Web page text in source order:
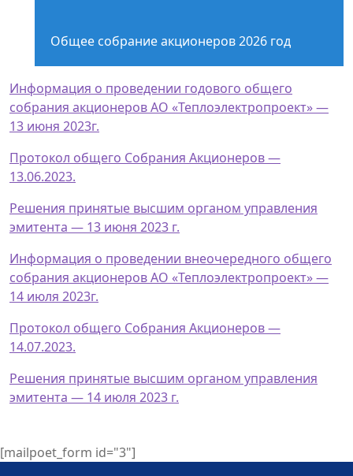
Общее собрание акционеров 2026 год
Информация о проведении годового общего
собрания акционеров АО «Теплоэлектропроект» —
13 июня 2023г.
Протокол общего Собрания Акционеров —
13.06.2023.
Решения принятые высшим органом управления
эмитента — 13 июня 2023 г.
Информация о проведении внеочередного общего
собрания акционеров АО «Теплоэлектропроект» —
14 июля 2023г.
Протокол общего Собрания Акционеров —
14.07.2023.
Решения принятые высшим органом управления
эмитента — 14 июля 2023 г.
[mailpoet_form id="3"]